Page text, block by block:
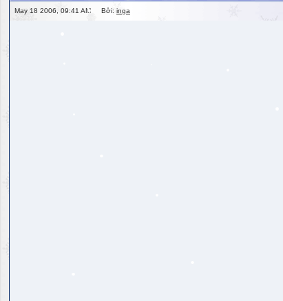
May 18 2006, 09:41 AM Bởi: inga